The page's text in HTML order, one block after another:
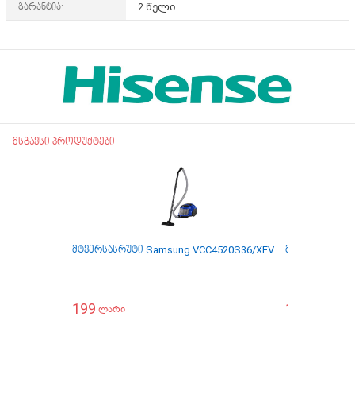
გარანტია: 2 წელი
მსგავსი პროდუქტები
მტვერსასრუტი Samsung VCC4520S36/XEV
199 ლარი 189